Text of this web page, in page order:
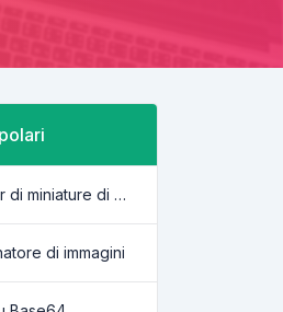
Downloader di miniature di YouTube
di immagini